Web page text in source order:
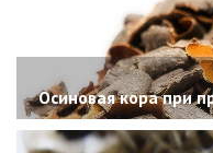
Осиновая кора при